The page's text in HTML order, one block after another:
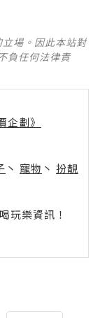
場。因此本站對
負任何法律責
劃》
丶 寵物 丶 扮靚
玩樂資訊！